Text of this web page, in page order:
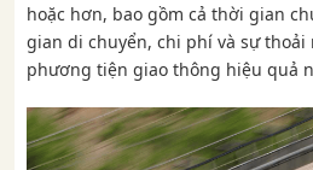
hoặc hơn, bao gồm cả thời gian
gian di chuyển, chi phí và sự thoải
phương tiện giao thông hiệu quả